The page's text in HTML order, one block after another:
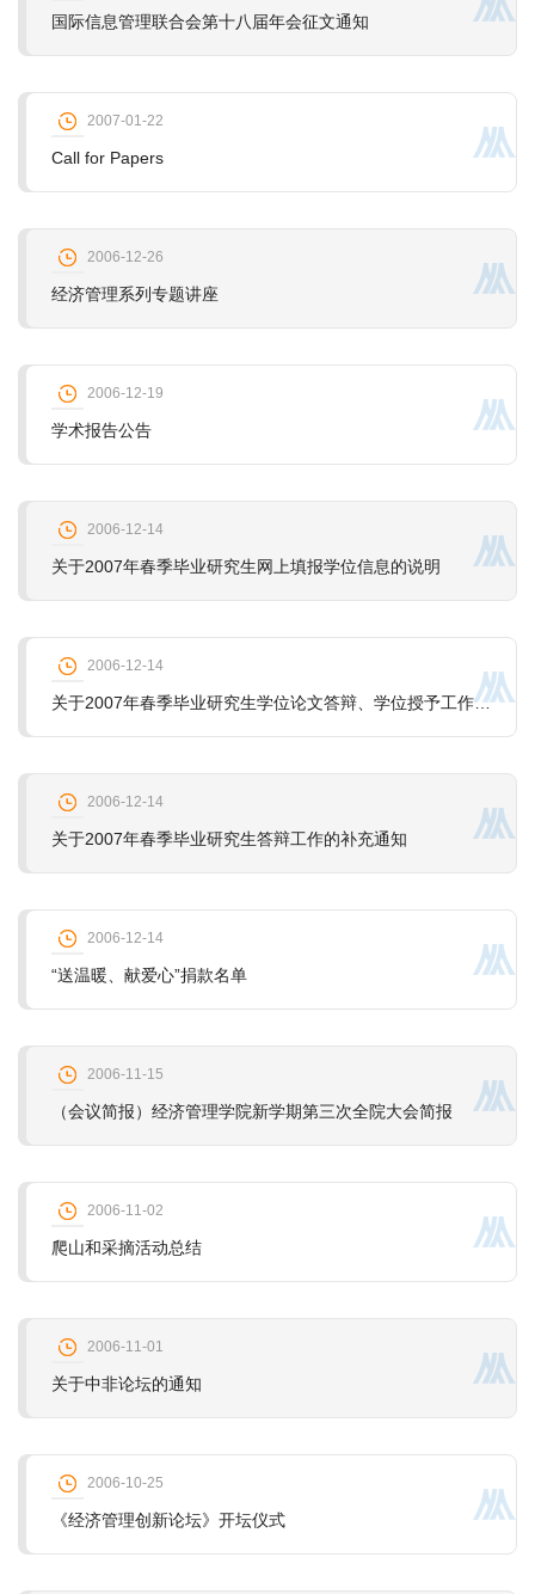
国际信息管理联合会第十八届年会征文通知
2007-01-22
Call for Papers
2006-12-26
经济管理系列专题讲座
2006-12-19
学术报告公告
2006-12-14
关于2007年春季毕业研究生网上填报学位信息的说明
2006-12-14
关于2007年春季毕业研究生学位论文答辩、学位授予工作安排的通知
2006-12-14
关于2007年春季毕业研究生答辩工作的补充通知
2006-12-14
“送温暖、献爱心”捐款名单
2006-11-15
（会议简报）经济管理学院新学期第三次全院大会简报
2006-11-02
爬山和采摘活动总结
2006-11-01
关于中非论坛的通知
2006-10-25
《经济管理创新论坛》开坛仪式